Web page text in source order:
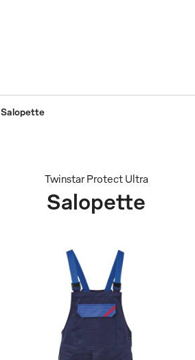
Salopette
Salopette
Twinstar Protect Ultra